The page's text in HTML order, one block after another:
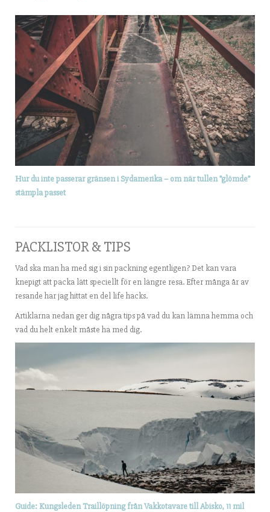
Hur du inte passerar gränsen i Sydamerika – om när tullen ”glömde”
stämpla passet
PACKLISTOR & TIPS
Vad ska man ha med sig i sin packning egentligen? Det kan vara
knepigt att packa lätt speciellt för en längre resa. Efter många år av
resande har jag hittat en del life hacks.
Artiklarna nedan ger dig några tips på vad du kan lämna hemma och
vad du helt enkelt måste ha med dig.
Guide: Kungsleden Traillöpning från Vakkotavare till Abisko, 11 mil